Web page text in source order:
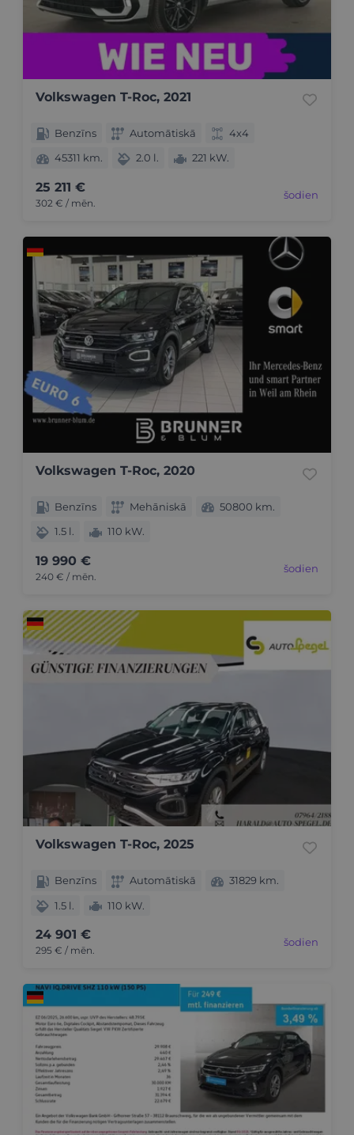
Volkswagen T-Roc, 2021
Benzīns Automātiskā
4x4
45311 km.
2.0 l. 221 kW.
25 211 €
302 € / mēn.
šodien
Volkswagen T-Roc, 2020
Benzīns Mehāniskā
50800 km.
1.5 l.
110 kW.
19 990 €
240 € / mēn.
šodien
Volkswagen T-Roc, 2025
Benzīns Automātiskā
31829 km.
1.5 l.
110 kW.
24 901 €
295 € / mēn.
šodien